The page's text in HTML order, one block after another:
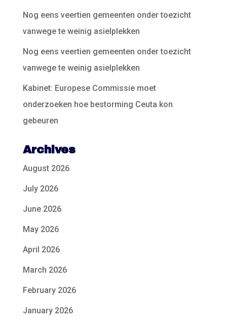
Nog eens veertien gemeenten onder toezicht
vanwege te weinig asielplekken
Nog eens veertien gemeenten onder toezicht
vanwege te weinig asielplekken
Kabinet: Europese Commissie moet
onderzoeken hoe bestorming Ceuta kon
gebeuren
Archives
August 2026
July 2026
June 2026
May 2026
April 2026
March 2026
February 2026
January 2026